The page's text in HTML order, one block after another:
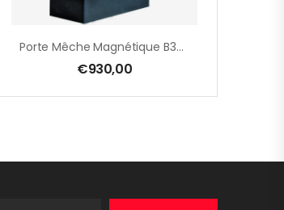
Porte Mêche Magnétique B32.1 Pour EHB 32/2.2 R R/L + EHB 32/4.2
€930,00